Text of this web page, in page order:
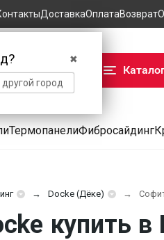
✖
город
ДоставкаОплатаВозврат
ТермопанелиФибросайдинг
Docke (Дёке)
купить в